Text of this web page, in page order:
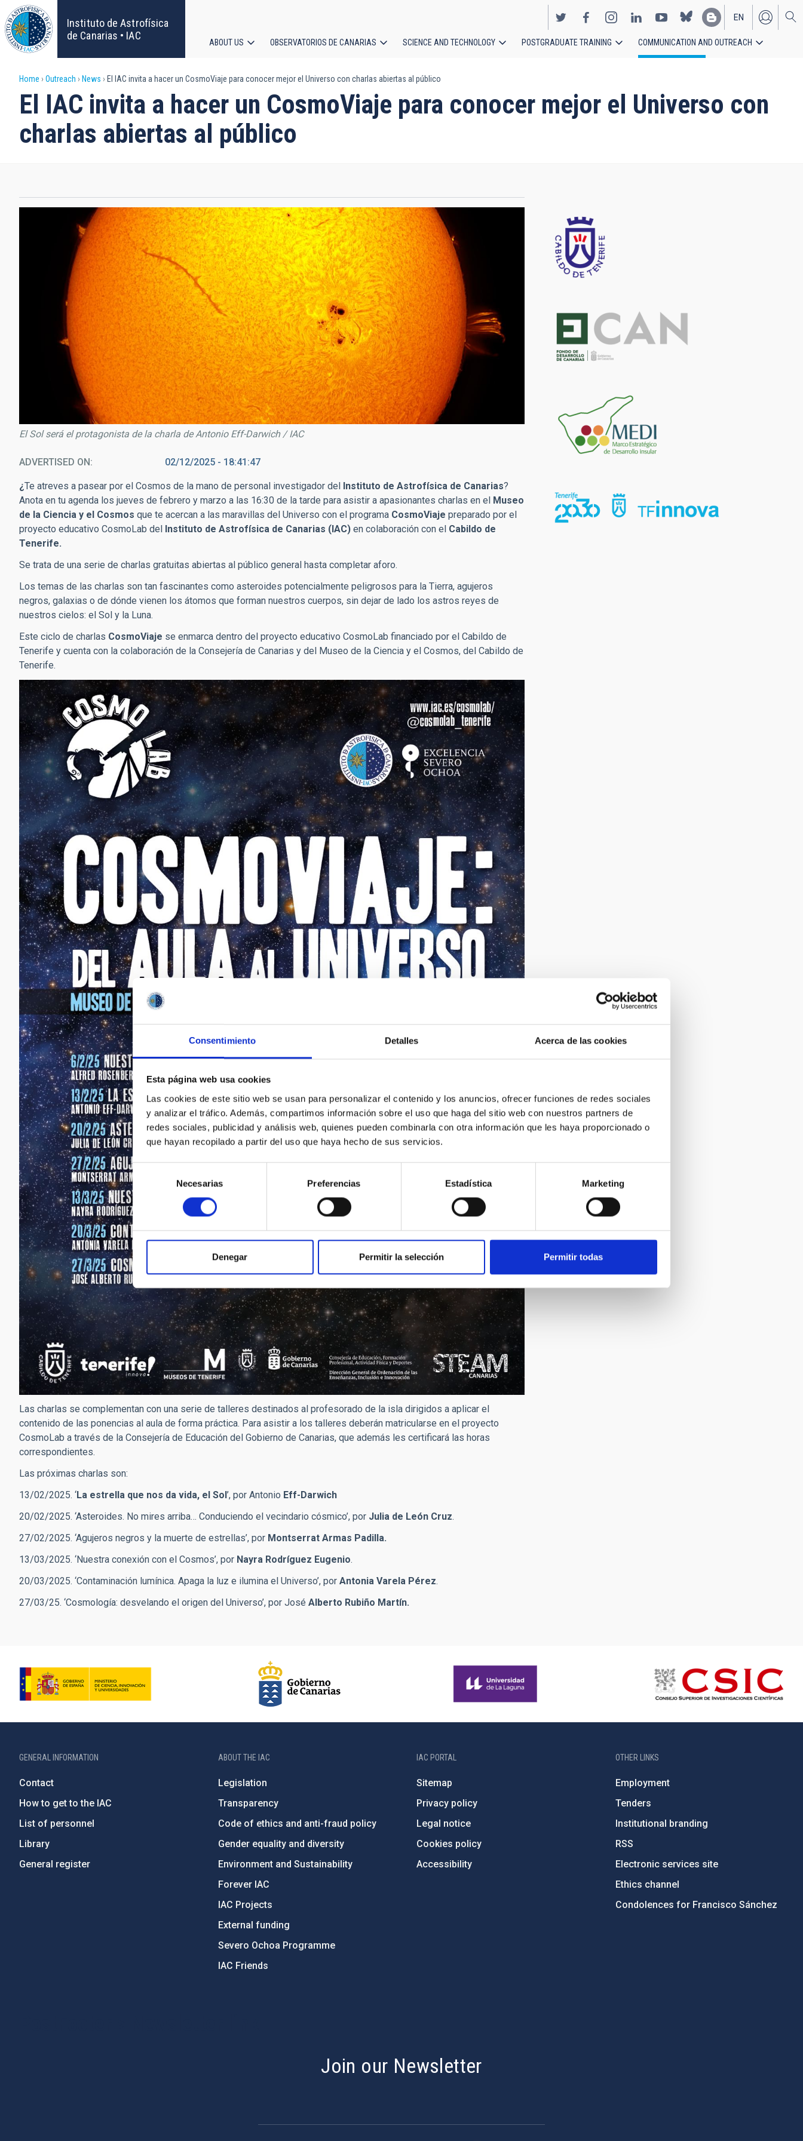
Consentimiento Detalles Acerca de las cookies
Esta página web usa cookies
Las cookies de este sitio web se usan para personalizar el contenido y los anuncios, ofrecer funciones de redes sociales
y analizar el tráfico. Además, compartimos información sobre el uso que haga del sitio web con nuestros partners de
redes sociales, publicidad y análisis web, quienes pueden combinarla con otra información que les haya proporcionado o
que hayan recopilado a partir del uso que haya hecho de sus servicios.
Selección
de
consentimiento
Necesarias Preferencias Estadística Marketing
Denegar Permitir la selección Permitir todas
Skip
to
main
content
Instituto de Astrofísica
de Canarias • IAC
EN
ES
navigation
ABOUT US OBSERVATORIOS DE CANARIAS SCIENCE AND TECHNOLOGY POSTGRADUATE TRAINING COMMUNICATION AND OUTREACH
Breadcrumb
Home Outreach News El IAC invita a hacer un CosmoViaje para conocer mejor el Universo con charlas abiertas al público
El IAC invita a hacer un CosmoViaje para conocer mejor el Universo con
charlas abiertas al público
El Sol será el protagonista de la charla de Antonio Eff-Darwich / IAC
ADVERTISED ON 02/12/2025 - 18:41:47
¿Te atreves a pasear por el Cosmos de la mano de personal investigador del Instituto de Astrofísica de Canarias?
Anota en tu agenda los jueves de febrero y marzo a las 16:30 de la tarde para asistir a apasionantes charlas en el Museo
de la Ciencia y el Cosmos que te acercan a las maravillas del Universo con el programa CosmoViaje preparado por el
proyecto educativo CosmoLab del Instituto de Astrofísica de Canarias (IAC) en colaboración con el Cabildo de
Tenerife.
Se trata de una serie de charlas gratuitas abiertas al público general hasta completar aforo.
Los temas de las charlas son tan fascinantes como asteroides potencialmente peligrosos para la Tierra, agujeros
negros, galaxias o de dónde vienen los átomos que forman nuestros cuerpos, sin dejar de lado los astros reyes de
nuestros cielos: el Sol y la Luna.
Este ciclo de charlas CosmoViaje se enmarca dentro del proyecto educativo CosmoLab financiado por el Cabildo de
Tenerife y cuenta con la colaboración de la Consejería de Canarias y del Museo de la Ciencia y el Cosmos, del Cabildo de
Tenerife.
Las charlas se complementan con una serie de talleres destinados al profesorado de la isla dirigidos a aplicar el
contenido de las ponencias al aula de forma práctica. Para asistir a los talleres deberán matricularse en el proyecto
CosmoLab a través de la Consejería de Educación del Gobierno de Canarias, que además les certificará las horas
correspondientes.
Las próximas charlas son:
13/02/2025. ‘La estrella que nos da vida, el Sol’, por Antonio Eff-Darwich
20/02/2025. ‘Asteroides. No mires arriba… Conduciendo el vecindario cósmico’, por Julia de León Cruz.
27/02/2025. ‘Agujeros negros y la muerte de estrellas’, por Montserrat Armas Padilla.
13/03/2025. ‘Nuestra conexión con el Cosmos’, por Nayra Rodríguez Eugenio.
20/03/2025. ‘Contaminación lumínica. Apaga la luz e ilumina el Universo’, por Antonia Varela Pérez.
27/03/25. ‘Cosmología: desvelando el origen del Universo’, por José Alberto Rubiño Martín.
GENERAL INFORMATION
Contact
How to get to the IAC
List of personnel
Library
General register
ABOUT THE IAC
Legislation
Transparency
Code of ethics and anti-fraud policy
Gender equality and diversity
Environment and Sustainability
Forever IAC
IAC Projects
External funding
Severo Ochoa Programme
IAC Friends
IAC PORTAL
Sitemap
Privacy policy
Legal notice
Cookies policy
Accessibility
OTHER LINKS
Employment
Tenders
Institutional branding
RSS
Electronic services site
Ethics channel
Condolences for Francisco Sánchez
Join our Newsletter